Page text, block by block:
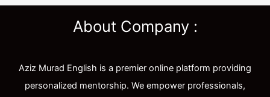
About Company :
Aziz Murad English is a premier online platform providing
personalized mentorship. We empower professionals,